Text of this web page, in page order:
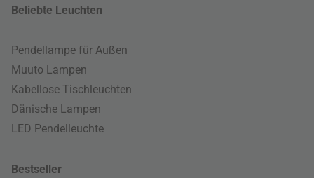
Beliebte Leuchten
Pendellampe für Außen
Muuto Lampen
Kabellose Tischleuchten
Dänische Lampen
LED Pendelleuchte
Bestseller